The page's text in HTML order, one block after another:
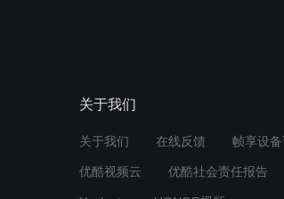
关于我们
关于我们 在线反馈 帧享设备
优酷视频云 优酷社会责任报告